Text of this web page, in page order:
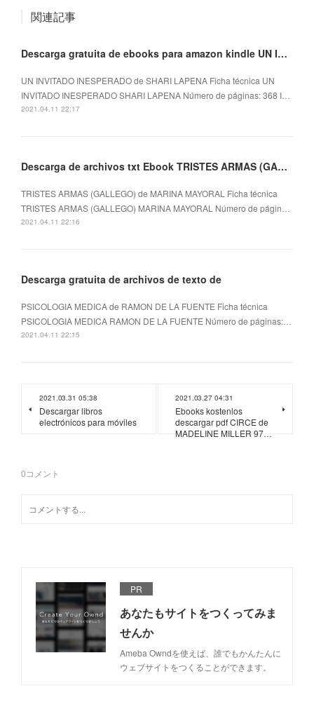
関連記事
Descarga gratuita de ebooks para amazon kindle UN INVITADO INESPERADO 9788491293293 MOBI PDB DJVU
UN INVITADO INESPERADO de SHARI LAPENA Ficha técnica UN
INVITADO INESPERADO SHARI LAPENA Número de páginas: 368 I…
2021.04.11 22:17
Descarga de archivos txt Ebook TRISTES ARMAS (GALLEGO)
TRISTES ARMAS (GALLEGO) de MARINA MAYORAL Ficha técnica
TRISTES ARMAS (GALLEGO) MARINA MAYORAL Número de págin…
2021.04.11 22:16
Descarga gratuita de archivos de texto de
PSICOLOGIA MEDICA de RAMON DE LA FUENTE Ficha técnica
PSICOLOGIA MEDICA RAMON DE LA FUENTE Número de páginas:…
2021.04.11 22:15
2021.03.31 05:38
Descargar libros
electrónicos para móviles
2021.03.27 04:31
Ebooks kostenlos
descargar pdf CIRCE de
MADELINE MILLER 97…
0コメント
PR
あなたもサイトをつくってみま
せんか
Ameba Owndを使えば、誰でもかんたんに
ウェブサイトをつくることができます。